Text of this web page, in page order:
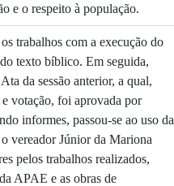
e o respeito à população.
trabalhos com a execução do
texto bíblico. Em seguida,
da sessão anterior, a qual,
votação, foi aprovada por
informes, passou-se ao uso da
vereador Júnior da Mariona
pelos trabalhos realizados,
APAE e as obras de